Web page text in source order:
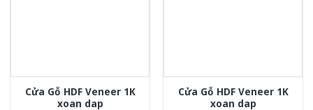
Cửa Gỗ HDF Veneer 1K
xoan dap
Cửa Gỗ HDF Veneer 1K
xoan dap